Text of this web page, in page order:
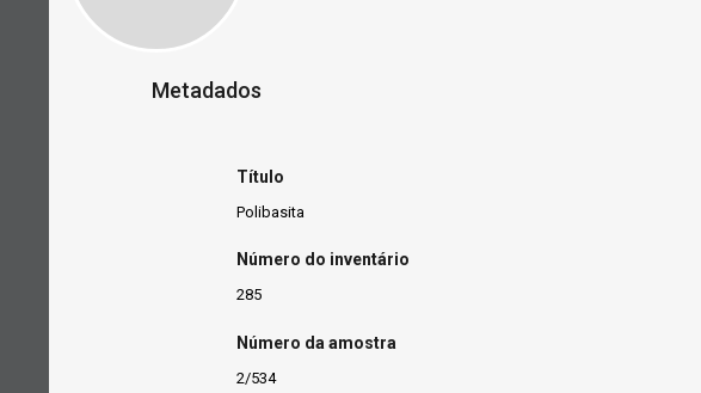
Metadados
Título
Polibasita
Número do inventário
285
Número da amostra
2/534